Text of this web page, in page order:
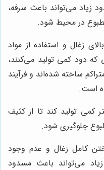
زیاد می‌تواند باعث سرفه،
در محیط شود.
زغال و استفاده از مواد
دود کمی تولید می‌کنند،
ساخته شده‌اند و فرآیند
است.
کمی تولید کند تا از کثیف
جلوگیری شود.
کامل زغال و عدم وجود
می‌تواند باعث مسدود